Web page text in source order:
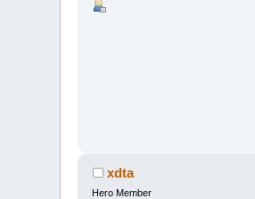
xdta
Hero Member